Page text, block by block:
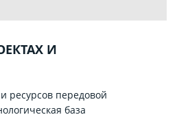
И
ресурсов передовой
база